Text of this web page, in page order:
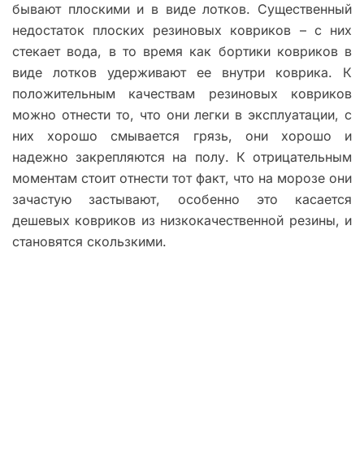
бывают плоскими и в виде лотков. Существенный
недостаток плоских резиновых ковриков – с них
стекает вода, в то время как бортики ковриков в
виде лотков удерживают ее внутри коврика. К
положительным качествам резиновых ковриков
можно отнести то, что они легки в эксплуатации, с
них хорошо смывается грязь, они хорошо и
надежно закрепляются на полу. К отрицательным
моментам стоит отнести тот факт, что на морозе они
зачастую застывают, особенно это касается
дешевых ковриков из низкокачественной резины, и
становятся скользкими.